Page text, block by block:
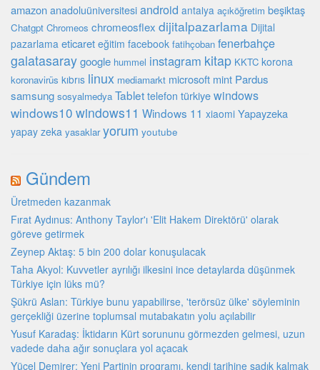
amazon anadoluüniversitesi android antalya açıköğretim beşiktaş
Chatgpt Chromeos chromeosflex dijitalpazarlama Dijital
pazarlama eticaret eğitim facebook fatihçoban fenerbahçe
galatasaraygoogle hummel instagram kitap KKTC korona
koronavirüs kıbrıs linux mediamarkt microsoft mint Pardus
samsung sosyalmedya Tablet telefon türkiyewindows
windows10 windows11 Windows 11 xiaomi Yapayzeka
yapay zeka yasaklar yorum youtube
Gündem
Üretmeden kazanmak
Fırat Aydınus: Anthony Taylor'ı 'Elit Hakem Direktörü' olarak
göreve getirmek
Zeynep Aktaş: 5 bin 200 dolar konuşulacak
Taha Akyol: Kuvvetler ayrılığı ilkesini ince detaylarda düşünmek
Türkiye için lüks mü?
Şükrü Aslan: Türkiye bunu yapabilirse, 'terörsüz ülke' söyleminin
gerçekliği üzerine toplumsal mutabakatın yolu açılabilir
Yusuf Karadaş: İktidarın Kürt sorununu görmezden gelmesi, uzun
vadede daha ağır sonuçlara yol açacak
Yücel Demirer: Yeni Partinin programı, kendi tarihine sadık kalmak